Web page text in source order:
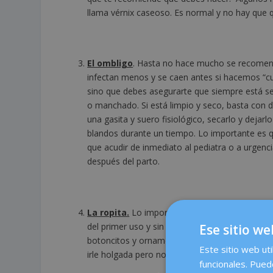
llama vérnix caseoso. Es normal y no hay que
El ombligo. Hasta no hace mucho se
infectan menos y se caen antes si hacemos
sino que debes asegurarte que siempre está
o manchado. Si está limpio y seco, basta con
una gasita y suero fisiológico, secarlo y
blandos durante un tiempo. Lo importante es
que acudir de inmediato al pediatra o a
después del parto.
La ropita. Lo importante es que sea ropa
del primer uso y sin mezclarla con la ropa de
botoncitos y ornamentos pequeños que se
irle holgada pero no muy grande.
Ese sitio
Este sitio web
funcionales.